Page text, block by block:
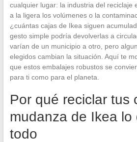
cualquier lugar: la industria del reciclaje
a la ligera los volúmenes o la
¿cuántas cajas de Ikea siguen
gesto simple podría devolverlas a
varían de un municipio a otro, pero
elegidos cambian la situación. Aquí te
que estos embalajes robustos se
para ti como para el planeta.
Por qué reciclar tus
mudanza de Ikea lo
todo